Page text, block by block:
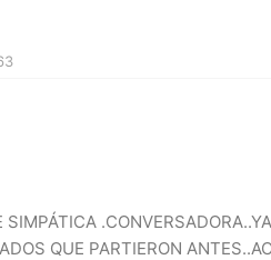
SIMPÁTICA
QUE PARTIERON